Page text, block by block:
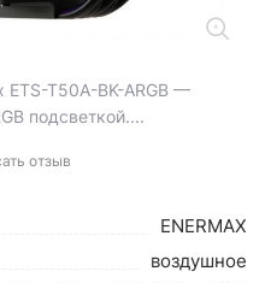
ETS-T50A-BK-ARGB —
подсветкой....
отзыв
ENERMAX
воздушное